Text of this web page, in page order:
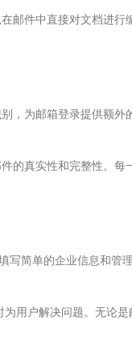
邮件中直接对文档进
，为邮箱登录提供额
的真实性和完整性。
写简单的企业信息和管
用户解决问题。无论